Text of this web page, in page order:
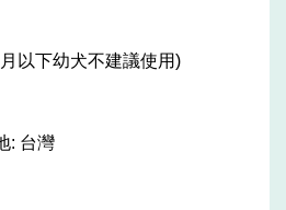
以下幼犬不建議使用)
: 台灣